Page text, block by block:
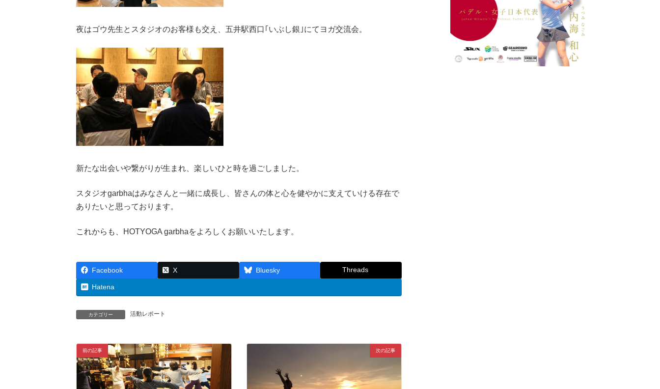
夜はゴウ先生とスタジオのお客様も交え、五井駅西口｢いぶし銀｣にてヨガ交流会。
新たな出会いや繋がりが生まれ、楽しいひと時を過ごしました。
スタジオgarbhaはみなさんと一緒に成長し、皆さんの体と心を健やかに支えていける存在で
ありたいと思っております。
これからも、HOTYOGA garbhaをよろしくお願いいたします。
Facebook X Bluesky Threads
Hatena
カテゴリー 活動レポート
前の記事 次の記事